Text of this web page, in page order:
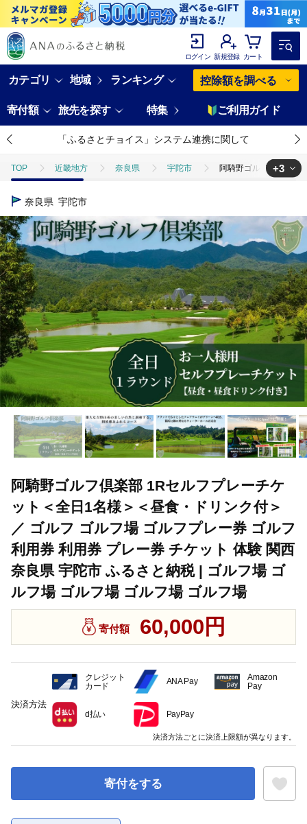
ログイン 新規登録 カート
カテゴリ 地域 ランキング 控除額を調べる
寄付額 旅先を探す 特集 ご利用ガイド
「ふるさとチョイス」システム連携に関して
TOP 近畿地方 奈良県 宇陀市 阿騎野ゴルフ倶楽部
TOP
TOP 旅行・宿泊・体験 体験チケット
TOP 旅行・宿泊・体験 体験チケット その他体験チケット
+3
奈良県 宇陀市
阿騎野ゴルフ倶楽部 1Rセルフプレーチケ
ット＜全日1名様＞＜昼食・ドリンク付＞
／ ゴルフ ゴルフ場 ゴルフプレー券 ゴルフ
利用券 利用券 プレー券 チケット 体験 関西
奈良県 宇陀市 ふるさと納税 | ゴルフ場 ゴ
ルフ場 ゴルフ場 ゴルフ場 ゴルフ場
寄付額 60,000円
寄付をする
決済方法
クレジット
カード
ANA Pay
Amazon
Pay
d払い PayPay
決済方法ごとに決済上限額が異なります。